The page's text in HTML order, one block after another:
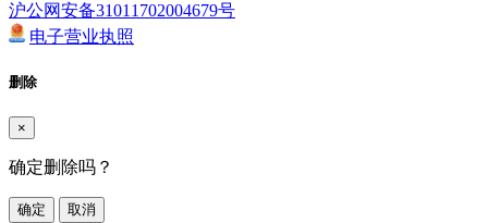
沪公网安备31011702004679号
电子营业执照
删除
×
确定删除吗？
确定 取消